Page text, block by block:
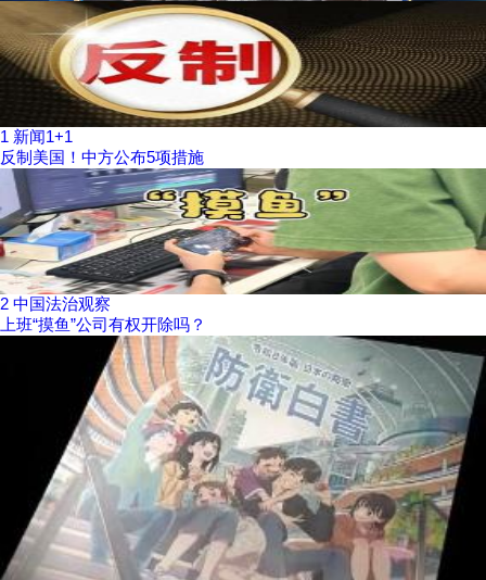
1 新闻1+1
反制美国！中方公布5项措施
2 中国法治观察
上班“摸鱼”公司有权开除吗？